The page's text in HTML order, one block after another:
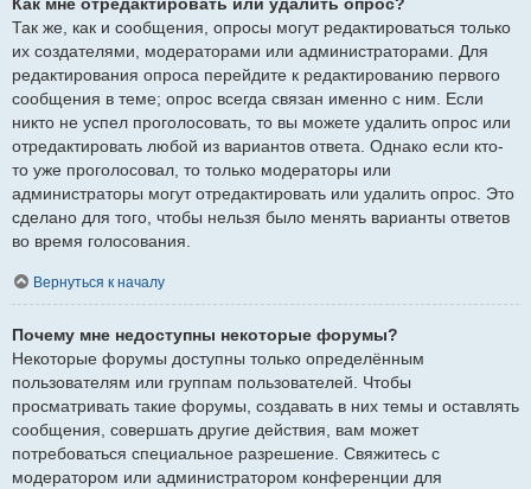
Так же, как и сообщения, опросы могут редактироваться только
их создателями, модераторами или администраторами. Для
редактирования опроса перейдите к редактированию первого
сообщения в теме; опрос всегда связан именно с ним. Если
никто не успел проголосовать, то вы можете удалить опрос или
отредактировать любой из вариантов ответа. Однако если кто-
то уже проголосовал, то только модераторы или
администраторы могут отредактировать или удалить опрос. Это
сделано для того, чтобы нельзя было менять варианты ответов
во время голосования.
Вернуться к началу
Почему мне недоступны некоторые форумы?
Некоторые форумы доступны только определённым
пользователям или группам пользователей. Чтобы
просматривать такие форумы, создавать в них темы и оставлять
сообщения, совершать другие действия, вам может
потребоваться специальное разрешение. Свяжитесь с
модератором или администратором конференции для